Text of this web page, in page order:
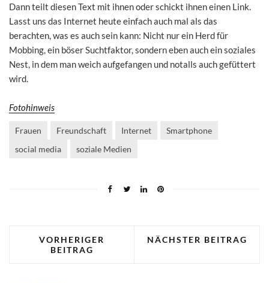
Dann teilt diesen Text mit ihnen oder schickt ihnen einen Link.
Lasst uns das Internet heute einfach auch mal als das
berachten, was es auch sein kann: Nicht nur ein Herd für
Mobbing, ein böser Suchtfaktor, sondern eben auch ein soziales
Nest, in dem man weich aufgefangen und notalls auch gefüttert
wird.
Fotohinweis
Frauen Freundschaft Internet
Smartphone
social media
soziale Medien
VORHERIGER
BEITRAG
NÄCHSTER BEITRAG